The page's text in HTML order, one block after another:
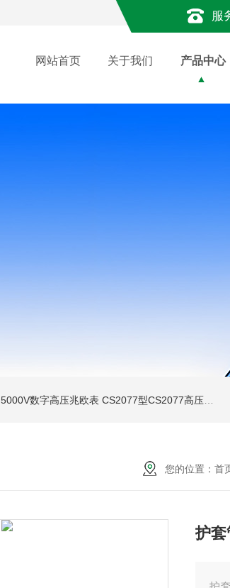
服
网站首页 关于我们 产品中心
5000V数字高压兆欧表 CS2077型CS2077高压兆欧表校验仪
您的位置： 首
护